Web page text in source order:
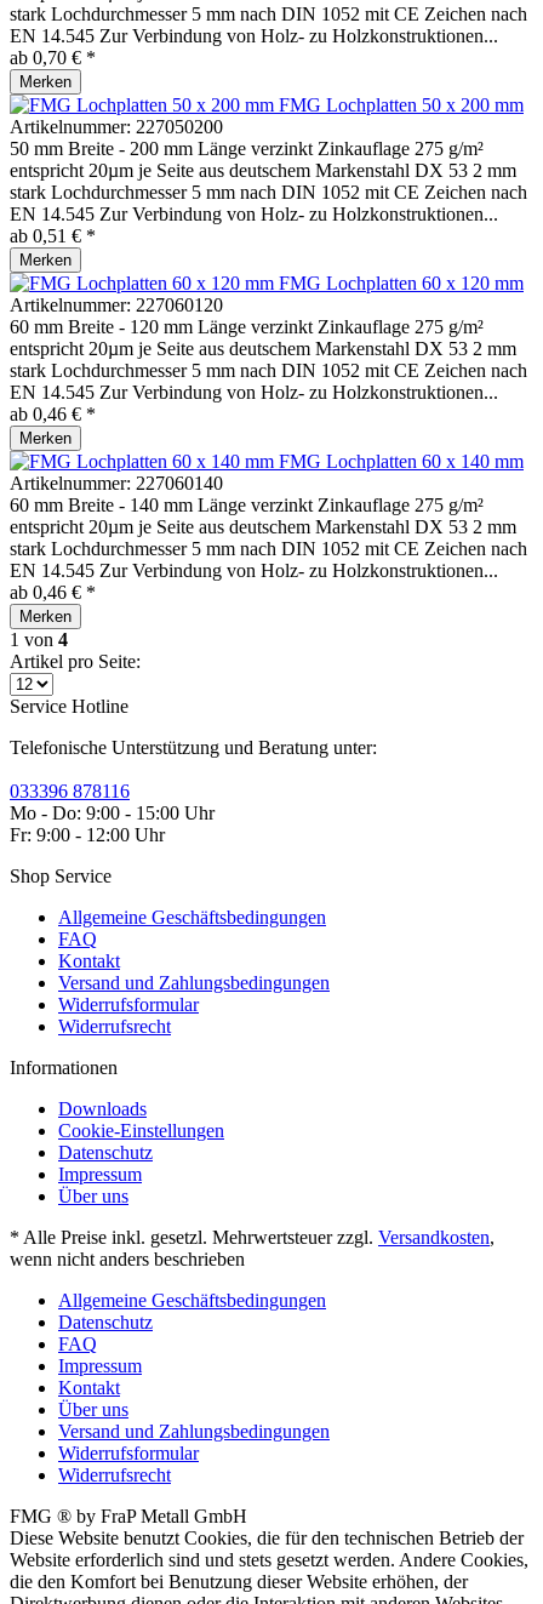
stark Lochdurchmesser 5 mm nach DIN 1052 mit CE Zeichen nach
EN 14.545 Zur Verbindung von Holz- zu Holzkonstruktionen...
ab 0,70 € *
Merken
FMG Lochplatten 50 x 200 mm
Artikelnummer: 227050200
50 mm Breite - 200 mm Länge verzinkt Zinkauflage 275 g/m²
entspricht 20µm je Seite aus deutschem Markenstahl DX 53 2 mm
stark Lochdurchmesser 5 mm nach DIN 1052 mit CE Zeichen nach
EN 14.545 Zur Verbindung von Holz- zu Holzkonstruktionen...
ab 0,51 € *
Merken
FMG Lochplatten 60 x 120 mm
Artikelnummer: 227060120
60 mm Breite - 120 mm Länge verzinkt Zinkauflage 275 g/m²
entspricht 20µm je Seite aus deutschem Markenstahl DX 53 2 mm
stark Lochdurchmesser 5 mm nach DIN 1052 mit CE Zeichen nach
EN 14.545 Zur Verbindung von Holz- zu Holzkonstruktionen...
ab 0,46 € *
Merken
FMG Lochplatten 60 x 140 mm
Artikelnummer: 227060140
60 mm Breite - 140 mm Länge verzinkt Zinkauflage 275 g/m²
entspricht 20µm je Seite aus deutschem Markenstahl DX 53 2 mm
stark Lochdurchmesser 5 mm nach DIN 1052 mit CE Zeichen nach
EN 14.545 Zur Verbindung von Holz- zu Holzkonstruktionen...
ab 0,46 € *
Merken
1 von 4
Artikel pro Seite:
Service Hotline
Telefonische Unterstützung und Beratung unter:
033396 878116
Mo - Do: 9:00 - 15:00 Uhr
Fr: 9:00 - 12:00 Uhr
Shop Service
Allgemeine Geschäftsbedingungen
FAQ
Kontakt
Versand und Zahlungsbedingungen
Widerrufsformular
Widerrufsrecht
Informationen
Downloads
Cookie-Einstellungen
Datenschutz
Impressum
Über uns
* Alle Preise inkl. gesetzl. Mehrwertsteuer zzgl. Versandkosten,
wenn nicht anders beschrieben
Allgemeine Geschäftsbedingungen
Datenschutz
FAQ
Impressum
Kontakt
Über uns
Versand und Zahlungsbedingungen
Widerrufsformular
Widerrufsrecht
FMG ® by FraP Metall GmbH
Diese Website benutzt Cookies, die für den technischen Betrieb der
Website erforderlich sind und stets gesetzt werden. Andere Cookies,
die den Komfort bei Benutzung dieser Website erhöhen, der